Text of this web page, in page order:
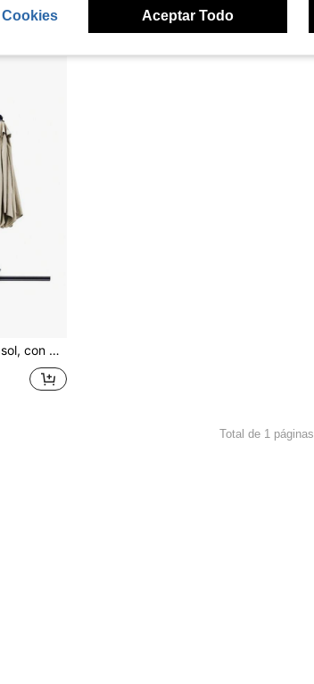
jardín, patio, sombrilla de voladizo de 1,8-3,3 metros
Total de 1 páginas
Aceptar Todo